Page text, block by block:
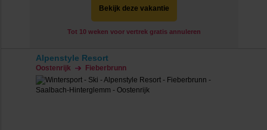
Bekijk deze vakantie
Tot 10 weken voor vertrek gratis annuleren
Alpenstyle Resort
Oostenrijk Fieberbrunn